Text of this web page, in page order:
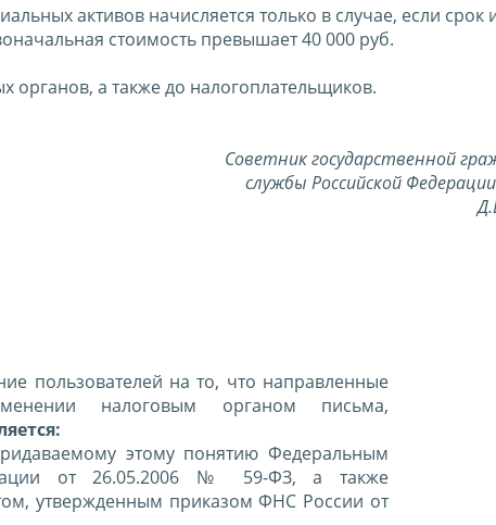
активов начисляется только в случае, если срок
стоимость превышает 40 000 руб.
а также до налогоплательщиков.
Советник государственной
службы Российской
пользователей на то, что направленные
налоговым органом письма,
этому понятию Федеральным
от 26.05.2006 № 59-ФЗ, а также
утвержденным приказом ФНС России от